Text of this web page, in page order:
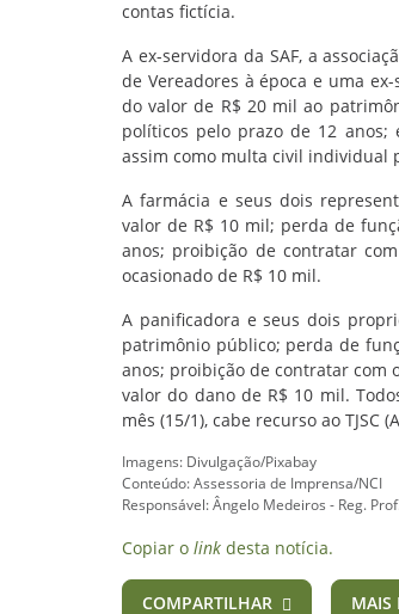
contas fictícia.
A ex-servidora da SAF, a
de Vereadores à época e uma
do valor de R$ 20 mil ao
políticos pelo prazo de 12
assim como multa civil individual
A farmácia e seus dois
valor de R$ 10 mil; perda de
anos; proibição de contratar
ocasionado de R$ 10 mil.
A panificadora e seus dois
patrimônio público; perda de
anos; proibição de contratar com
valor do dano de R$ 10 mil.
mês (15/1), cabe recurso ao TJSC
Imagens: Divulgação/Pixabay
Conteúdo: Assessoria de Imprensa/NCI
Responsável: Ângelo Medeiros - Reg.
Copiar o link desta notícia.
COMPARTILHAR MAIS